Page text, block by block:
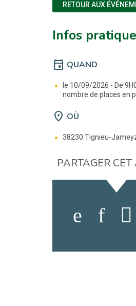
RETOUR AUX
Infos
event QUAND
le 10/09/2026 - De
nombre de places en
location_on OÙ
38230 Tignieu-
PARTAGER CET